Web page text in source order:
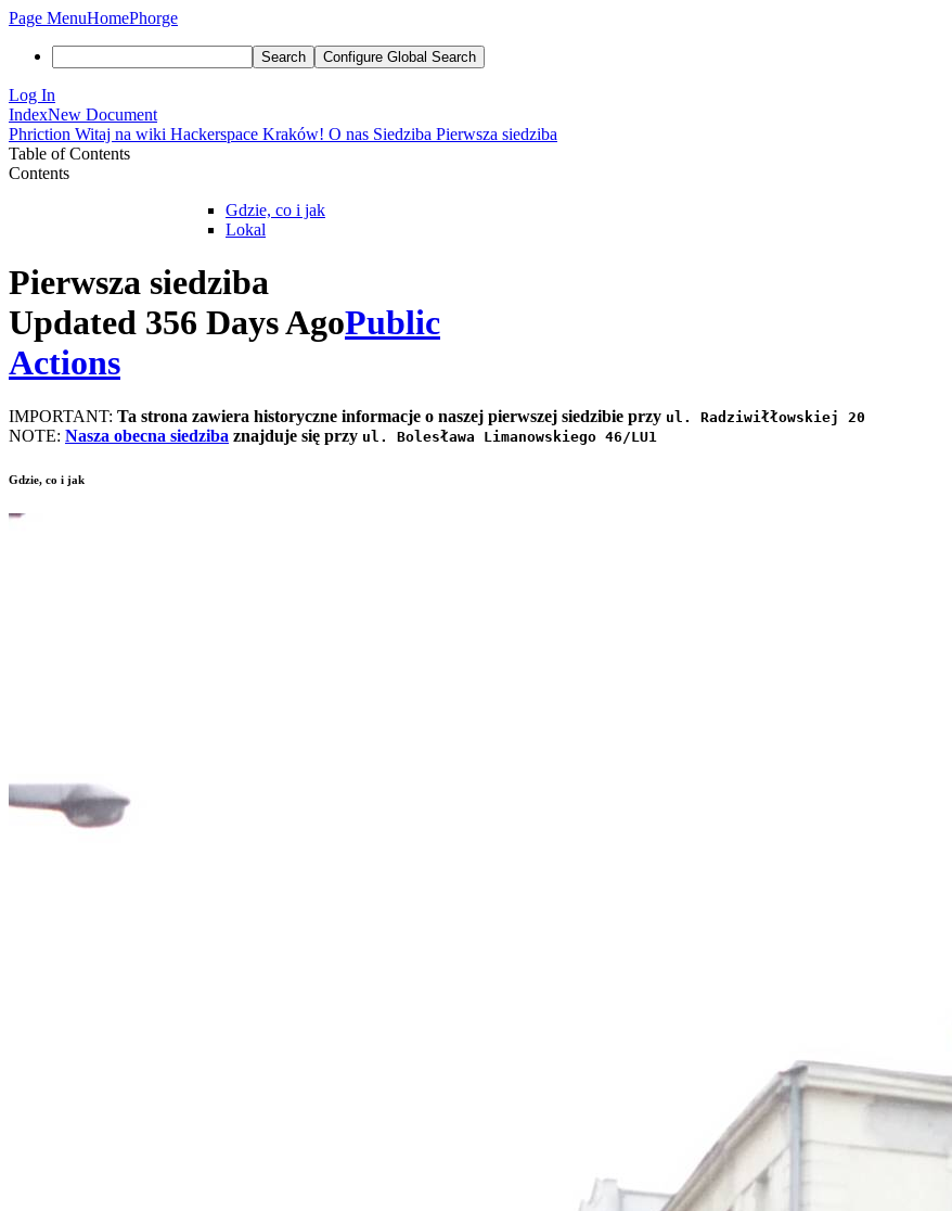
Page MenuHomePhorge
Search Configure Global Search
Log In
IndexNew Document
Phriction Witaj na wiki Hackerspace Kraków! O nas Siedziba Pierwsza siedziba
Table of Contents
Contents
Gdzie, co i jak
Lokal
Pierwsza siedziba
Updated 356 Days AgoPublic
Actions
IMPORTANT: Ta strona zawiera historyczne informacje o naszej pierwszej siedzibie przy ul. Radziwiłłowskiej 20
NOTE: Nasza obecna siedziba znajduje się przy ul. Bolesława Limanowskiego 46/LU1
Gdzie, co i jak